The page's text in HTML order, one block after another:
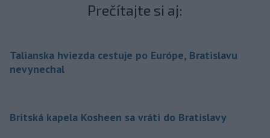
Prečítajte si aj:
Talianska hviezda cestuje po Európe, Bratislavu
nevynechal
Britská kapela Kosheen sa vráti do Bratislavy